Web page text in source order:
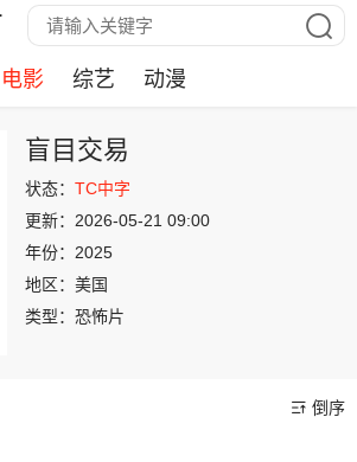
电影 综艺 动漫
盲目交易
状态： TC中字
更新： 2026-05-21 09:00
年份： 2025
地区： 美国
类型： 恐怖片
倒序